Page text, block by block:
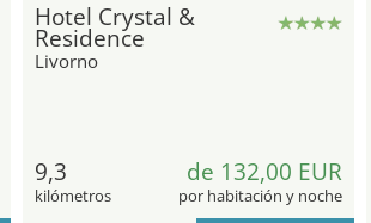
Hotel Crystal &
Residence
Livorno
9,3
kilómetros
de 132,00 EUR
por habitación y noche